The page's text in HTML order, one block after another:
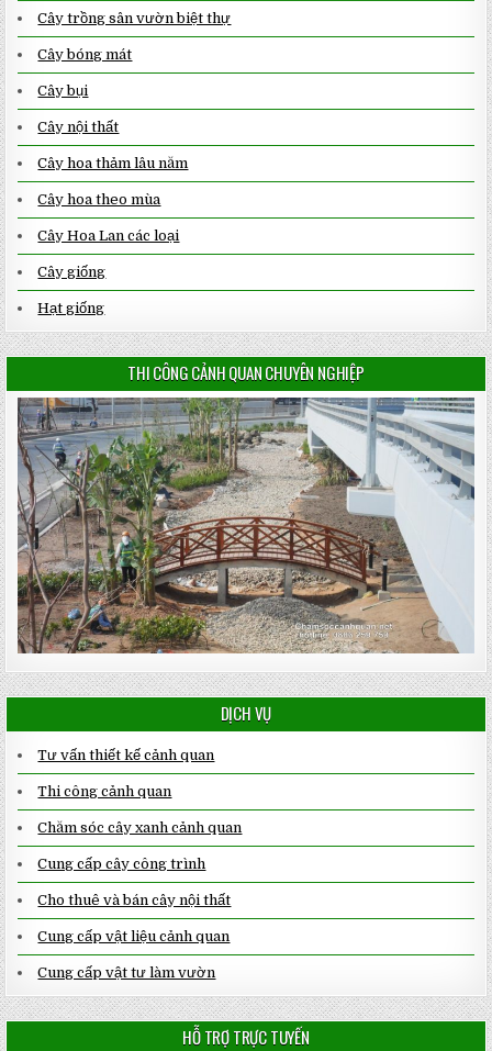
Cây trồng sân vườn biệt thự
Cây bóng mát
Cây bụi
Cây nội thất
Cây hoa thảm lâu năm
Cây hoa theo mùa
Cây Hoa Lan các loại
Cây giống
Hạt giống
THI CÔNG CẢNH QUAN CHUYÊN NGHIỆP
DỊCH VỤ
Tư vấn thiết kế cảnh quan
Thi công cảnh quan
Chăm sóc cây xanh cảnh quan
Cung cấp cây công trình
Cho thuê và bán cây nội thất
Cung cấp vật liệu cảnh quan
Cung cấp vật tư làm vườn
HỖ TRỢ TRỰC TUYẾN